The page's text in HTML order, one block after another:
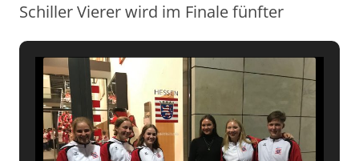
Schiller Vierer wird im Finale fünfter